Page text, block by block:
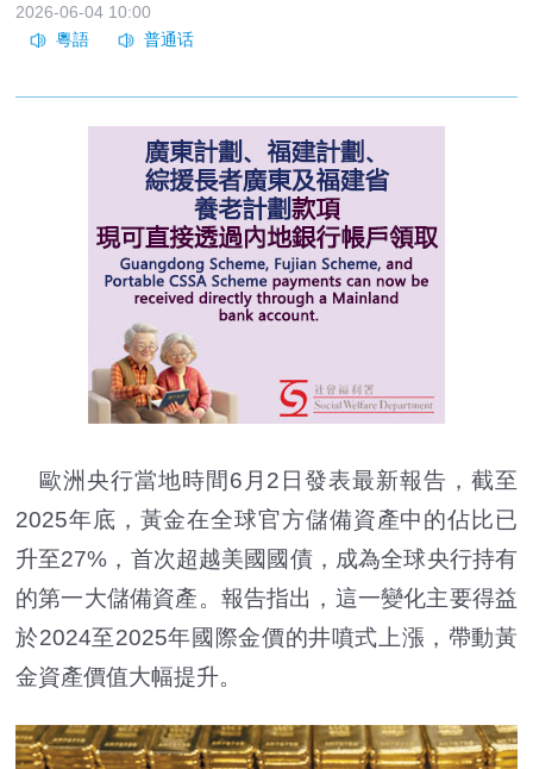
2026-06-04 10:00
歐洲央行當地時間6月2日發表最新報告，截至
2025年底，黃金在全球官方儲備資產中的佔比已
升至27%，首次超越美國國債，成為全球央行持有
的第一大儲備資產。報告指出，這一變化主要得益
於2024至2025年國際金價的井噴式上漲，帶動黃
金資產價值大幅提升。